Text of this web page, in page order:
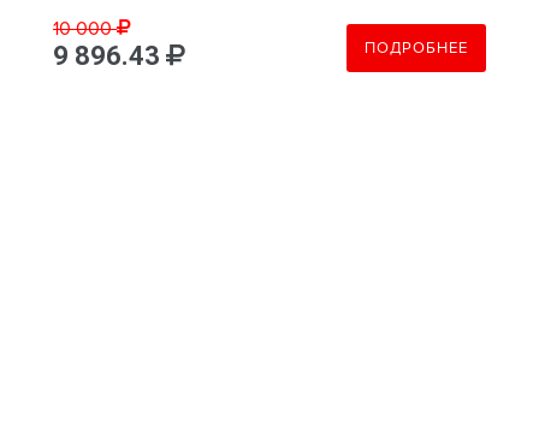
10 000
9 896.43 ПОДРОБНЕЕ